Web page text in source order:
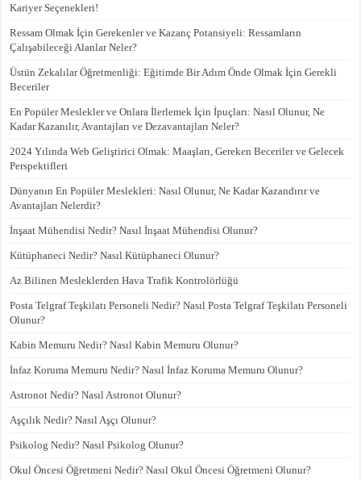
Kariyer Seçenekleri!
Ressam Olmak İçin Gerekenler ve Kazanç Potansiyeli: Ressamların
Çalışabileceği Alanlar Neler?
Üstün Zekalılar Öğretmenliği: Eğitimde Bir Adım Önde Olmak İçin Gerekli
Beceriler
En Popüler Meslekler ve Onlara İlerlemek İçin İpuçları: Nasıl Olunur, Ne
Kadar Kazanılır, Avantajları ve Dezavantajları Neler?
2024 Yılında Web Geliştirici Olmak: Maaşları, Gereken Beceriler ve Gelecek
Perspektifleri
Dünyanın En Popüler Meslekleri: Nasıl Olunur, Ne Kadar Kazandırır ve
Avantajları Nelerdir?
İnşaat Mühendisi Nedir? Nasıl İnşaat Mühendisi Olunur?
Kütüphaneci Nedir? Nasıl Kütüphaneci Olunur?
Az Bilinen Mesleklerden Hava Trafik Kontrolörlüğü
Posta Telgraf Teşkilatı Personeli Nedir? Nasıl Posta Telgraf Teşkilatı Personeli
Olunur?
Kabin Memuru Nedir? Nasıl Kabin Memuru Olunur?
İnfaz Koruma Memuru Nedir? Nasıl İnfaz Koruma Memuru Olunur?
Astronot Nedir? Nasıl Astronot Olunur?
Aşçılık Nedir? Nasıl Aşçı Olunur?
Psikolog Nedir? Nasıl Psikolog Olunur?
Okul Öncesi Öğretmeni Nedir? Nasıl Okul Öncesi Öğretmeni Olunur?